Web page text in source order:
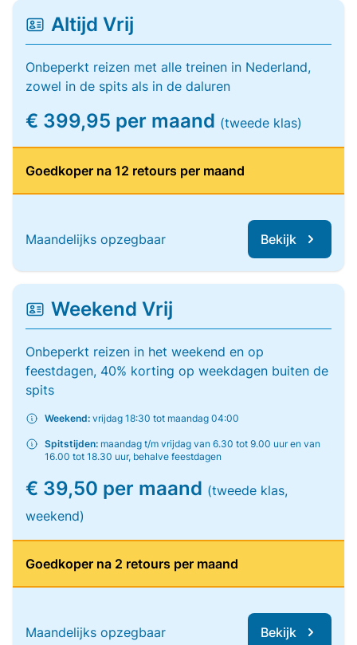
Altijd Vrij
Onbeperkt reizen met alle treinen in Nederland,
zowel in de spits als in de daluren
€ 399,95 per maand (tweede klas)
Goedkoper na 12 retours per maand
Maandelijks opzegbaar Bekijk
Weekend Vrij
Onbeperkt reizen in het weekend en op
feestdagen, 40% korting op weekdagen buiten de
spits
Weekend: vrijdag 18:30 tot maandag 04:00
Spitstijden: maandag t/m vrijdag van 6.30 tot 9.00 uur en van
16.00 tot 18.30 uur, behalve feestdagen
€ 39,50 per maand (tweede klas,
weekend)
Goedkoper na 2 retours per maand
Maandelijks opzegbaar Bekijk